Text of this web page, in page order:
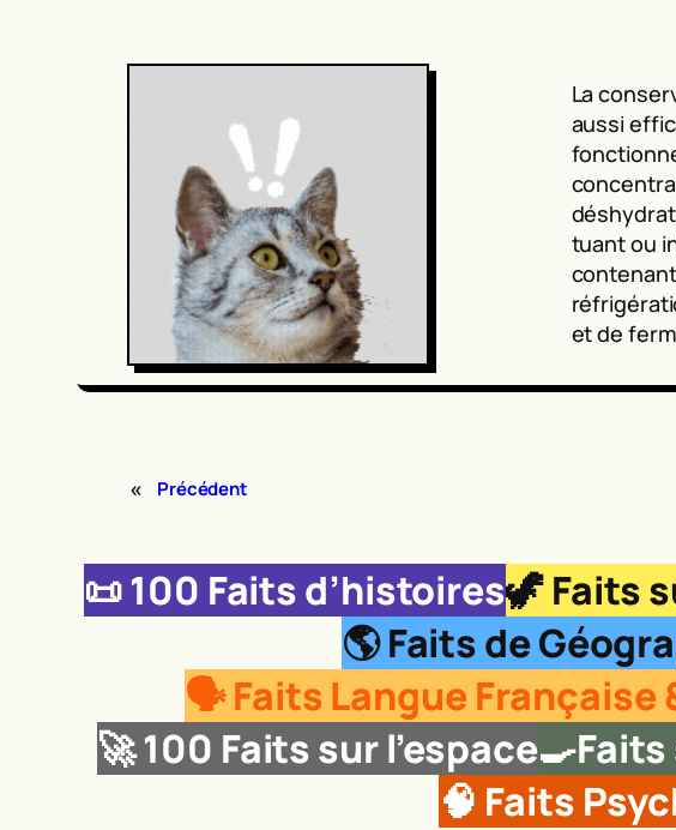
La
aussi
tuant ou
et de
« Précédent
📜100 Faits d’histoires🦖Faits
🌎 Faits de
🗣️ Faits Langue Française
🚀100 Faits sur l’espace
🧠 Faits